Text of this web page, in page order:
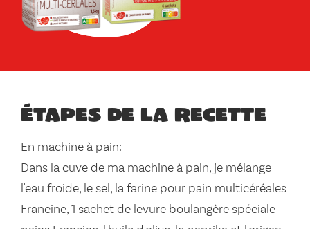
Étapes de la recette
En machine à pain:
Dans la cuve de ma machine à pain, je mélange
l'eau froide, le sel, la farine pour pain multicéréales
Francine, 1 sachet de levure boulangère spéciale